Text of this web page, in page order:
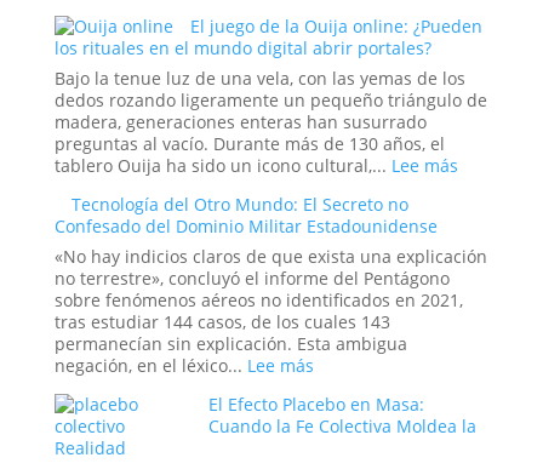
caso
del
abducido
de
Amaicha:
¿Un
viaje
las
estrellas
o
un
trauma
reprimido?
El juego de la Ouija online: ¿Pueden
los rituales en el mundo digital abrir portales?
Bajo la tenue luz de una vela, con las yemas de los
dedos rozando ligeramente un pequeño triángulo de
madera, generaciones enteras han susurrado
preguntas al vacío. Durante más de 130 años, el
tablero Ouija ha sido un icono cultural,... Lee más:
la
mundo
Tecnología del Otro Mundo: El Secreto no
Confesado del Dominio Militar Estadounidense
«No hay indicios claros de que exista una explicación
no terrestre», concluyó el informe del Pentágono
sobre fenómenos aéreos no identificados en 2021,
tras estudiar 144 casos, de los cuales 143
permanecían sin explicación. Esta ambigua
negación, en el léxico... Lee más:
del
Otro
El Efecto Placebo en Masa:
Cuando la Fe Colectiva Moldea la
Realidad